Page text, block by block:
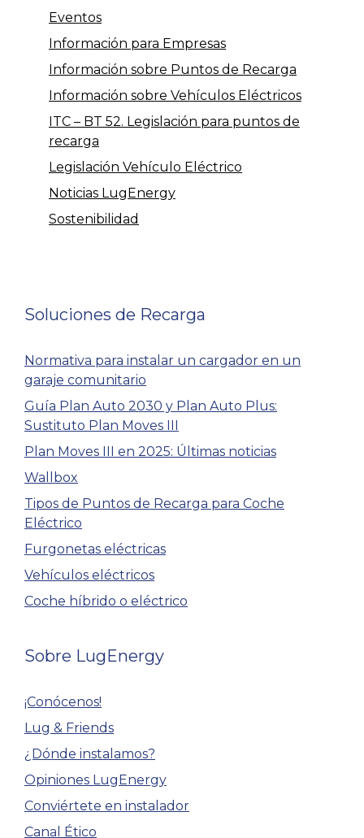
Eventos
Información para Empresas
Información sobre Puntos de Recarga
Información sobre Vehículos Eléctricos
ITC – BT 52. Legislación para puntos de
recarga
Legislación Vehículo Eléctrico
Noticias LugEnergy
Sostenibilidad
Soluciones de Recarga
Normativa para instalar un cargador en un
garaje comunitario
Guía Plan Auto 2030 y Plan Auto Plus:
Sustituto Plan Moves III
Plan Moves III en 2025: Últimas noticias
Wallbox
Tipos de Puntos de Recarga para Coche
Eléctrico
Furgonetas eléctricas
Vehículos eléctricos
Coche híbrido o eléctrico
Sobre LugEnergy
¡Conócenos!
Lug & Friends
¿Dónde instalamos?
Opiniones LugEnergy
Conviértete en instalador
Canal Ético